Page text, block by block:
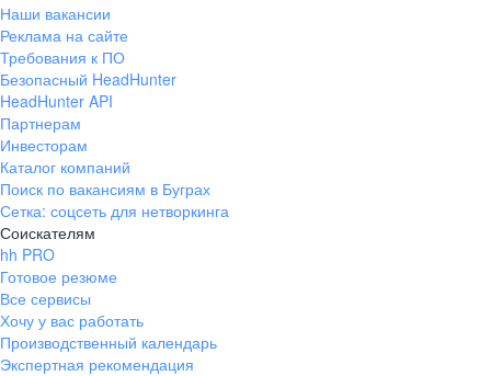
Наши вакансии
Реклама на сайте
Требования к ПО
Безопасный HeadHunter
HeadHunter API
Партнерам
Инвесторам
Каталог компаний
Поиск по вакансиям в Буграх
Сетка: соцсеть для нетворкинга
Соискателям
hh PRO
Готовое резюме
Все сервисы
Хочу у вас работать
Производственный календарь
Экспертная рекомендация